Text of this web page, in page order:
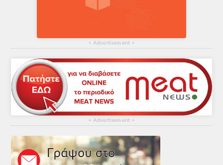
▴ Advertisement ▴
▴ Advertisement ▴